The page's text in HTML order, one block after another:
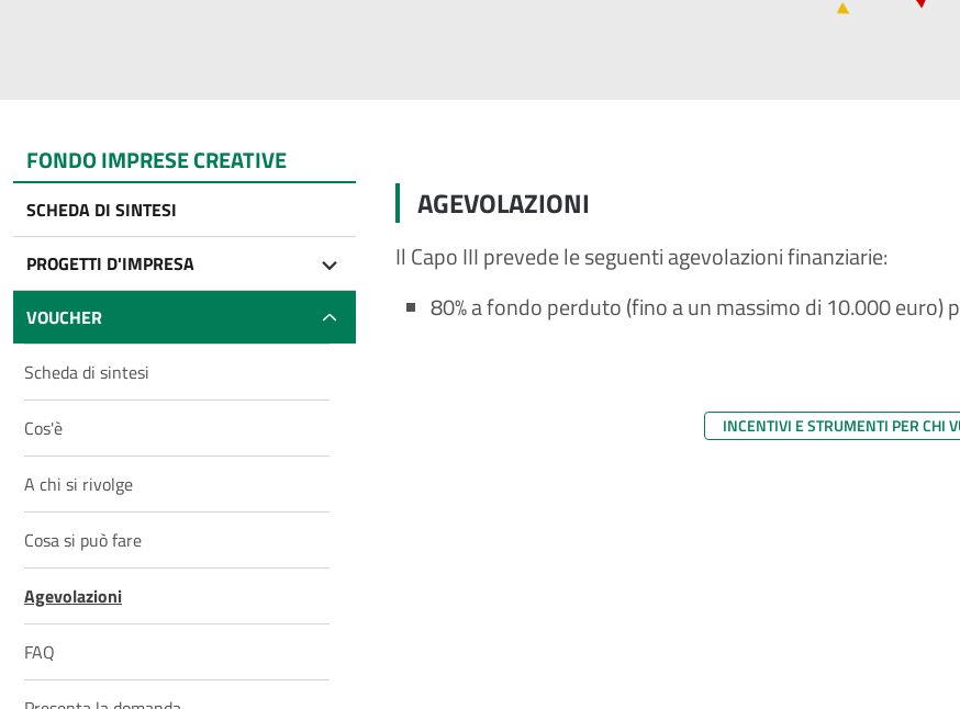
FONDO IMPRESE CREATIVE
SCHEDA DI SINTESI
PROGETTI D'IMPRESA
VOUCHER
Scheda di sintesi
Cos'è
A chi si rivolge
Cosa si può fare
Agevolazioni
FAQ
AGEVOLAZIONI
Il Capo III prevede le seguenti agevolazioni finanziarie:
80% a fondo perduto (fino a un massimo di 10.000
INCENTIVI E STRUMENTI PER CHI